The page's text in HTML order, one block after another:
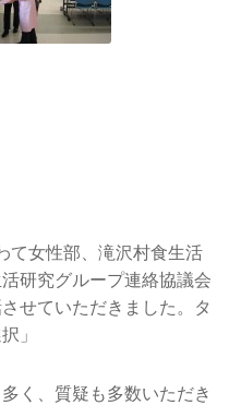
て女性部、滝沢村食生活
研究グループ連絡協議会
せていただきました。タ
」
く、質疑も多数いただき